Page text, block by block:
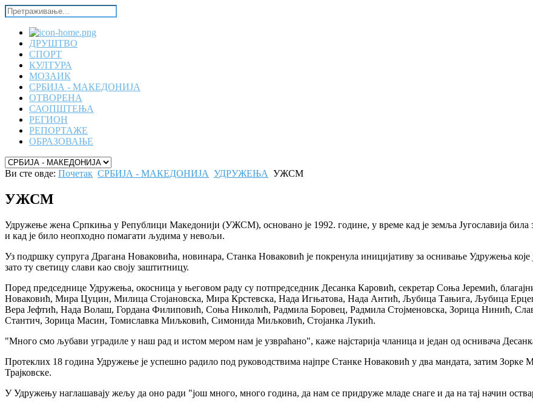
ДРУШТВО
СПОРТ
КУЛТУРА
МОЗАИК
СРБИЈА - МАКЕДОНИЈА
ОТВОРЕНА
САОПШТЕЊА
РЕГИОН
РЕПОРТАЖЕ
ОБРАЗОВАЊЕ
Ви сте овде: Почетак СРБИЈА - МАКЕДОНИЈА УДРУЖЕЊА УЖСМ
УЖСМ
Удружење жена Српкиња у Републици Македонији (УЖСМ), oсновано je 1992. године, у време кад је земља Југославија била
и кад је било неопходно помагати људима у невољи.
Уз подршку супруга Драгана Новаковића, новинара, Станка Новаковић је покренула иницијативу за оснивање Удружења
зато ту светицу слави као своју заштитницу.
Поред председнице Удружења, окосница у његовом раду су потпредседник Десанка Каровић, секретар Соња Јеремић,
Новаковић, Мира Цуцин, Милица Стојановска, Мира Крстевска, Нада Игњатова, Нада Антић, Љубица Тањига, Љубица
Вера Јефтић, Нада Волаш, Гордана Филиповић, Соња Николић, Радмила Боровец, Радмила Стојменовска, Зорица Нинић,
Стантич, Зорица Масин, Томиславка Миљковић, Симонида Миљковић, Стојанка Лукић.
"Много смо љубави уградиле у наш рад и истом мером нам је узвраћано", каже најстарија чланица и један од оснивача
Протеклих 18 година Удружење је успешно радило под руководствима најпре Станке Новаковић у два мандата, затим
Трајковске.
У Удружењу наглашавају жељу да оно ради "још много, много година, да нам се придруже младе снаге и да на тај начин